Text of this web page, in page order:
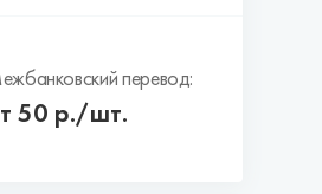
перевод:
50 р./шт.